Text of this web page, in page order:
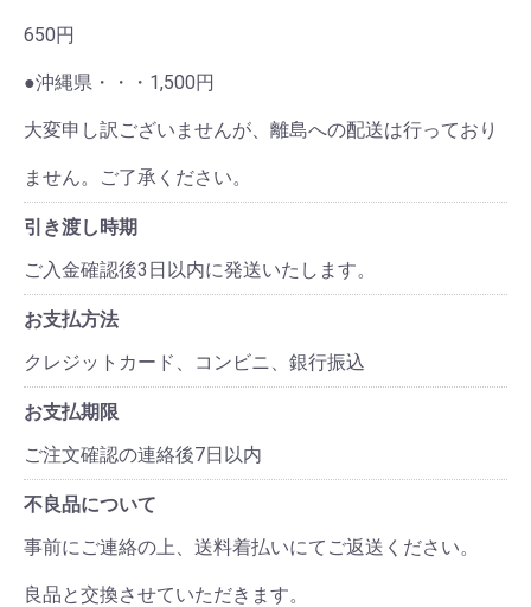
650円
●沖縄県・・・1,500円
大変申し訳ございませんが、離島への配送は行っており
ません。ご了承ください。
引き渡し時期
ご入金確認後3日以内に発送いたします。
お支払方法
クレジットカード、コンビニ、銀行振込
お支払期限
ご注文確認の連絡後7日以内
不良品について
事前にご連絡の上、送料着払いにてご返送ください。
良品と交換させていただきます。